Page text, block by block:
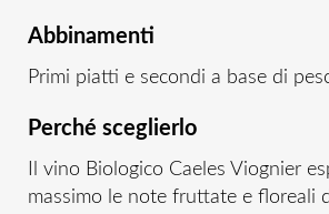
Abbinamenti
Primi piatti e secondi a base di
Perché sceglierlo
Il vino Biologico Caeles Viognier
massimo le note fruttate e floreali